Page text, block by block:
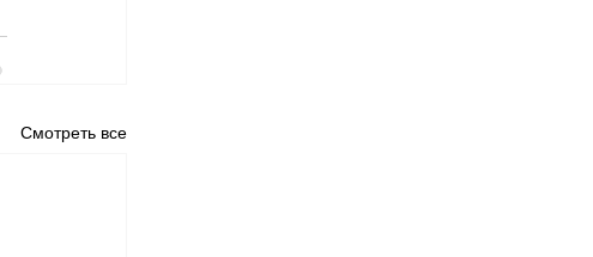
Смотреть все